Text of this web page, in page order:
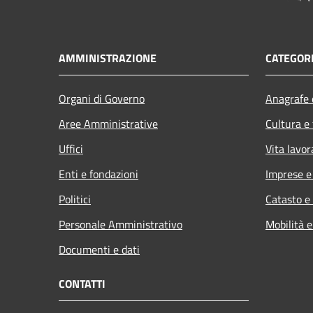
AMMINISTRAZIONE
Organi di Governo
Aree Amministrative
Uffici
Enti e fondazioni
Politici
Personale Amministrativo
Documenti e dati
Cultura
Vita
Imprese
Catasto
Mobilità
CONTATTI